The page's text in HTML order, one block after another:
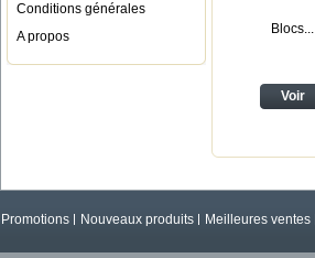
Conditions générales
A propos
Blocs...
Voir
Promotions Nouveaux produits Meilleures ventes